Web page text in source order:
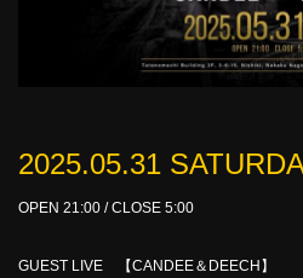
2025.05.31
OPEN 21:00 / CLOSE 5:00
GUEST LIVE 【CANDEE＆DEECH】